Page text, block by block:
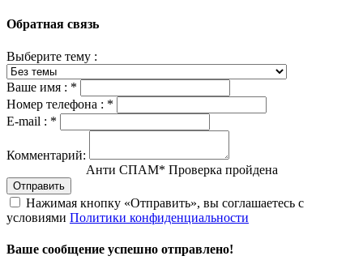
Обратная связь
Выберите тему :
Ваше имя : *
Номер телефона : *
E-mail : *
Комментарий:
Анти СПАМ* Проверка пройдена
Отправить
Нажимая кнопку «Отправить», вы соглашаетесь с
условиями Политики конфиденциальности
Ваше сообщение успешно отправлено!